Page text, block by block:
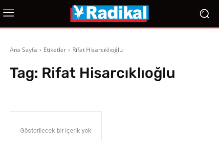
Ana Sayfa Etiketler Rifat Hisarcıklıoğlu
Tag: Rifat Hisarcıklıoğlu
Gösterilecek bir içerik yok